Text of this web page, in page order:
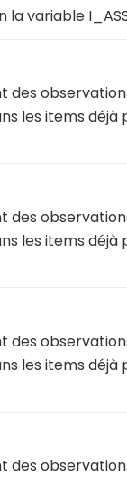
la variable
des
les items déjà
des
les items déjà
des
les items déjà
des